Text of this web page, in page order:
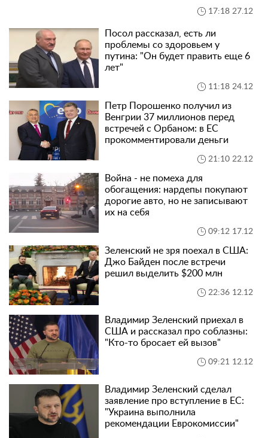
17:18 27.12
Посол рассказал, есть ли
проблемы со здоровьем у
путина: "Он будет править еще 6
лет"
11:18 24.12
Петр Порошенко получил из
Венгрии 37 миллионов перед
встречей с Орбаном: в ЕС
прокомментировали деньги
21:10 22.12
Война - не помеха для
обогащения: нардепы покупают
дорогие авто, но не записывают
их на себя
09:12 17.12
Зеленский не зря поехал в США:
Джо Байден после встречи
решил выделить $200 млн
22:36 12.12
Владимир Зеленский приехал в
США и рассказал про соблазны:
"Кто-то бросает ей вызов"
09:21 12.12
Владимир Зеленский сделал
заявление про вступление в ЕС:
"Украина выполнила
рекомендации Еврокомиссии"